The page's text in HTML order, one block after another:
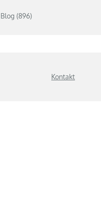
Blog (896)
Kontakt